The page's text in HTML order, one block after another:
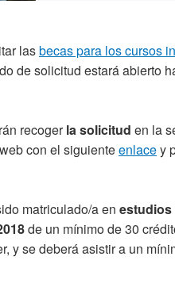
lasbecas para los cursos
de solicitud estará abierto
recogerla solicitud en la
con el siguienteenlacey
matriculado/a en estudios
de un mínimo de 30
y se deberá asistir a un